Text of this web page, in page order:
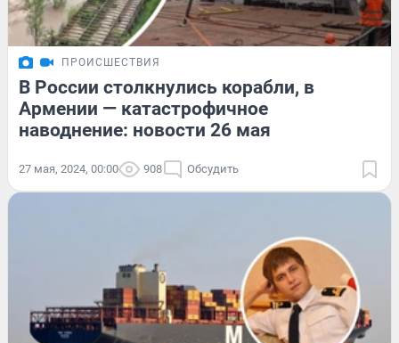
ПРОИСШЕСТВИЯ
В России столкнулись корабли, в
Армении — катастрофичное
наводнение: новости 26 мая
27 мая, 2024, 00:00 908 Обсудить